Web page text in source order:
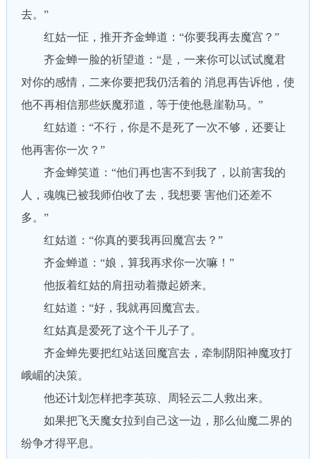
去。”
红姑一怔，推开齐金蝉道：“你要我再去魔宫？”
齐金蝉一脸的祈望道：“是，一来你可以试试魔君
对你的感情，二来你要把我仍活着的 消息再告诉他，使
他不再相信那些妖魔邪道，等于使他悬崖勒马。”
红姑道：“不行，你是不是死了一次不够，还要让
他再害你一次？”
齐金蝉笑道：“他们再也害不到我了，以前害我的
人，魂魄已被我师伯收了去，我想要 害他们还差不
多。”
红姑道：“你真的要我再回魔宫去？”
齐金蝉道：“娘，算我再求你一次嘛！”
他扳着红姑的肩扭动着撒起娇来。
红姑道：“好，我就再回魔宫去。
红姑真是爱死了这个干儿子了。
齐金蝉先要把红站送回魔宫去，牵制阴阳神魔攻打
峨嵋的决策。
他还计划怎样把李英琼、周轻云二人救出来。
如果把飞天魔女拉到自己这一边，那么仙魔二界的
纷争才得平息。